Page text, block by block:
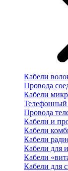
Кабели
Провода
Кабели
Провода
Кабели и
Кабели
Кабели
Кабели для
Кабели
Кабели для